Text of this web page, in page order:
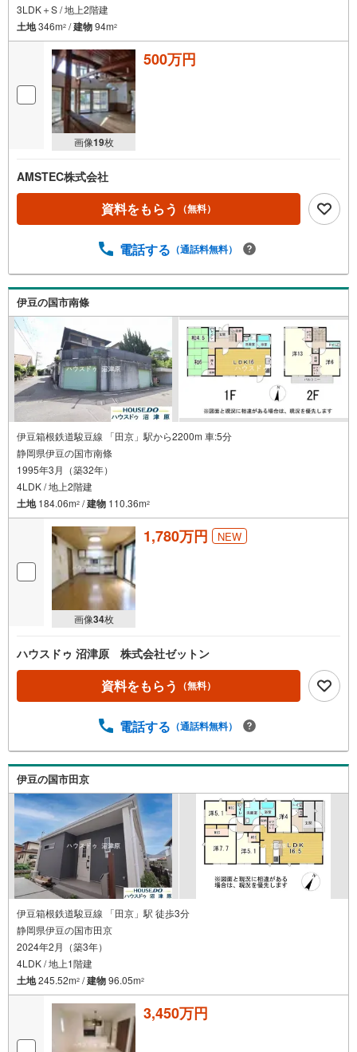
3LDK＋S / 地上2階建
土地346m2 /建物94m2
画像19枚
500万円
AMSTEC株式会社
資料をもらう （無料）
電話する （通話料無料）
伊豆の国市南條
伊豆箱根鉄道駿豆線 「田京」駅から2200m 車:5分
静岡県伊豆の国市南條
1995年3月（築32年）
4LDK / 地上2階建
土地184.06m2 /建物 110.36m2
画像34枚
1,780万円 NEW
ハウスドゥ 沼津原 株式会社ゼットン
資料をもらう （無料）
電話する （通話料無料）
伊豆の国市田京
伊豆箱根鉄道駿豆線 「田京」駅 徒歩3分
静岡県伊豆の国市田京
2024年2月（築3年）
4LDK / 地上1階建
土地245.52m2 /建物96.05m2
3,450万円